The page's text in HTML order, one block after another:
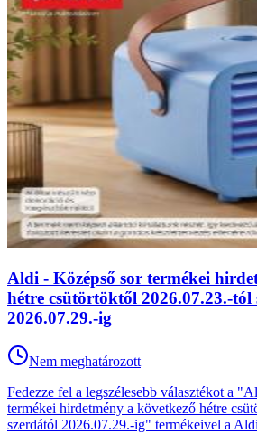
Aldi - Középső sor termékei
hétre csütörtöktől 2026.07.23.-tól
2026.07.29.-ig
Nem meghatározott
Fedezze fel a legszélesebb választékot a
termékei hirdetmény a következő hétre
szerdától 2026.07.29.-ig" termékeivel a